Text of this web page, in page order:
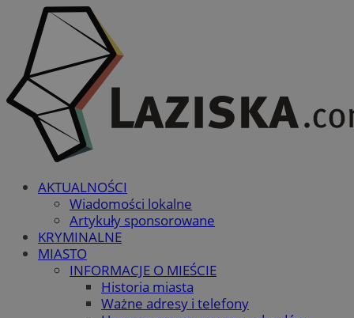
AKTUALNOŚCI
Wiadomości lokalne
Artykuły sponsorowane
KRYMINALNE
MIASTO
INFORMACJE O MIEŚCIE
Historia miasta
Ważne adresy i telefony